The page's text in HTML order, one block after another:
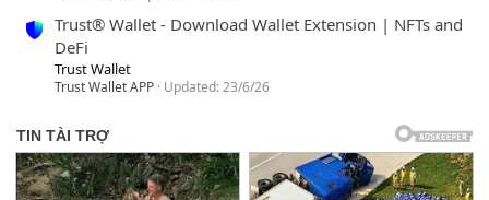
Trust® Wallet - Download Wallet Extension | NFTs and
DeFi
Trust Wallet
Trust Wallet APP Updated:23/6/26